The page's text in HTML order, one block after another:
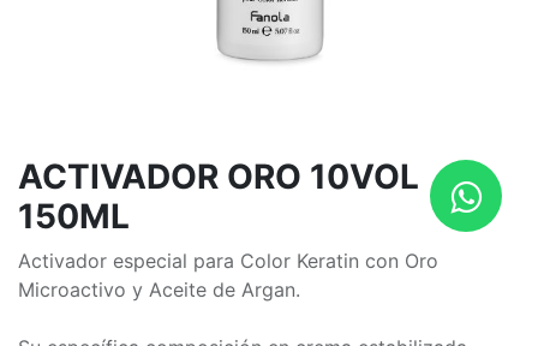
ACTIVADOR ORO 10VOL
150ML
Activador especial para Color Keratin con Oro
Microactivo y Aceite de Argan.